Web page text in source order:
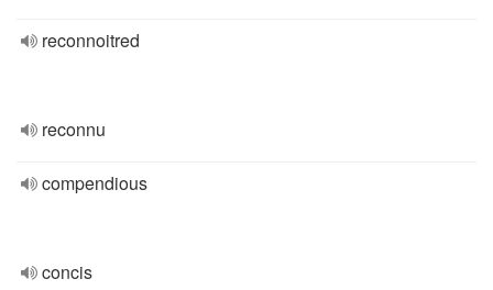
reconnoitred
reconnu
compendious
concis